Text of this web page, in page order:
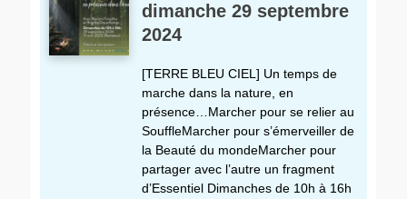
dimanche 29 septembre
2024
[TERRE BLEU CIEL] Un temps de
marche dans la nature, en
présence…Marcher pour se relier au
SouffleMarcher pour s’émerveiller de
la Beauté du mondeMarcher pour
partager avec l’autre un fragment
d’Essentiel Dimanches de 10h à 16h